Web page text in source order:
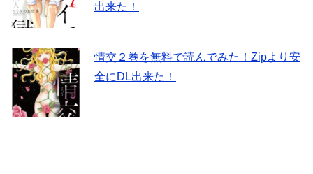
出来た！
情交２巻を無料で読んでみた！Zipより安
全にDL出来た！